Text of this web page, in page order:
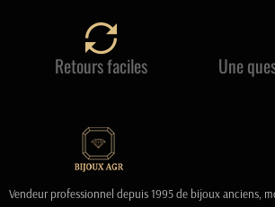
Retours faciles Une
Vendeur professionnel depuis 1995 de bijoux anciens,